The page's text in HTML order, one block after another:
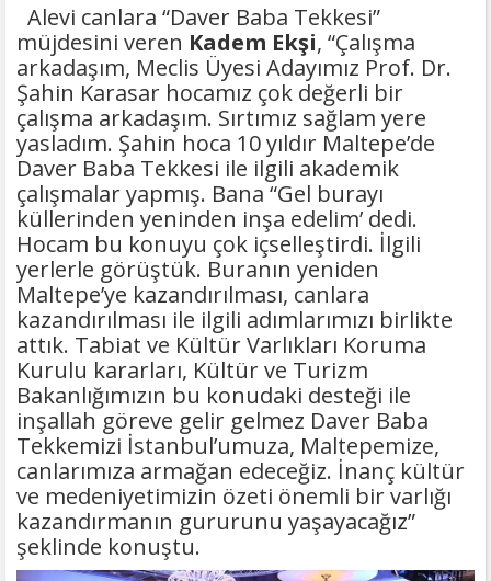
Alevi canlara “Daver Baba Tekkesi”
müjdesini veren Kadem Ekşi, “Çalışma
arkadaşım, Meclis Üyesi Adayımız Prof. Dr.
Şahin Karasar hocamız çok değerli bir
çalışma arkadaşım. Sırtımız sağlam yere
yasladım. Şahin hoca 10 yıldır Maltepe’de
Daver Baba Tekkesi ile ilgili akademik
çalışmalar yapmış. Bana “Gel burayı
küllerinden yeninden inşa edelim’ dedi.
Hocam bu konuyu çok içselleştirdi. İlgili
yerlerle görüştük. Buranın yeniden
Maltepe’ye kazandırılması, canlara
kazandırılması ile ilgili adımlarımızı birlikte
attık. Tabiat ve Kültür Varlıkları Koruma
Kurulu kararları, Kültür ve Turizm
Bakanlığımızın bu konudaki desteği ile
inşallah göreve gelir gelmez Daver Baba
Tekkemizi İstanbul’umuza, Maltepemize,
canlarımıza armağan edeceğiz. İnanç kültür
ve medeniyetimizin özeti önemli bir varlığı
kazandırmanın gururunu yaşayacağız”
şeklinde konuştu.